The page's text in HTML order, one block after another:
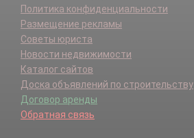
Политика конфиденциальности
Размещение рекламы
Советы юриста
Новости недвижимости
Каталог сайтов
Доска объявлений по строительству
Договор аренды
Обратная связь